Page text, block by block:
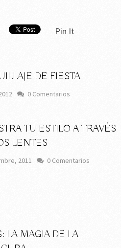
Pin It
DE FIESTA
0 Comentarios
TU ESTILO A TRAVÉS
LENTES
2011 0 Comentarios
LA MAGIA DE LA